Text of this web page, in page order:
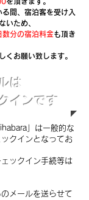
間、宿泊客を受け入
いため、
数分の宿泊料金も頂き
くお願い致します。
は
インです
」は一般的な
クインとなってお
ックイン手続等は
メールを送らせて